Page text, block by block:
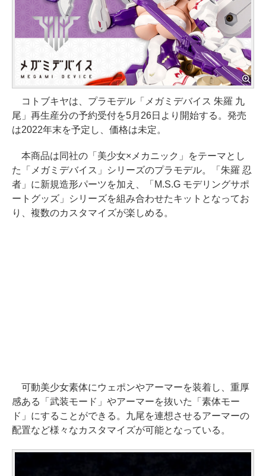
コトブキヤは、プラモデル「メガミデバイス 朱羅 九
尾」再生産分の予約受付を5月26日より開始する。発売
は2022年末を予定し、価格は未定。
本商品は同社の「美少女×メカニック」をテーマとし
た「メガミデバイス」シリーズのプラモデル。「朱羅 忍
者」に新規造形パーツを加え、「M.S.G モデリングサポ
ートグッズ」シリーズを組み合わせたキットとなってお
り、複数のカスタマイズが楽しめる。
可動美少女素体にウェポンやアーマーを装着し、重厚
感ある「武装モード」やアーマーを抜いた「素体モー
ド」にすることができる。九尾を連想させるアーマーの
配置など様々なカスタマイズが可能となっている。